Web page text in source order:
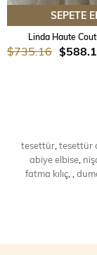
SEPETE
Linda Haute
$735.16
tesettür,tesettür
abiye elbise,
fatma kılıç,,